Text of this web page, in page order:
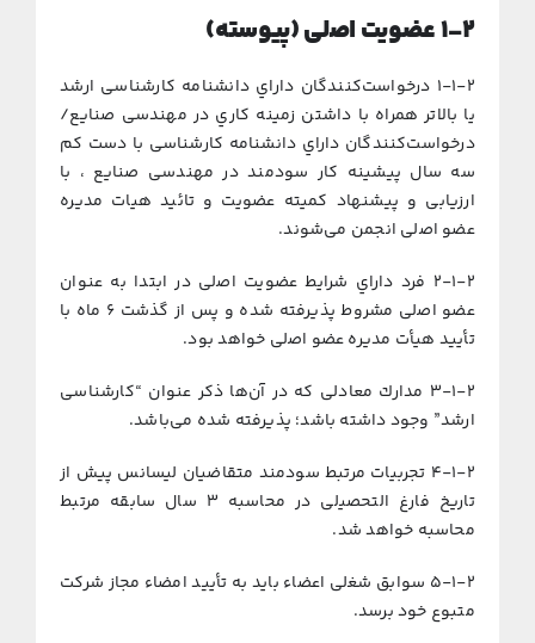
۱-۲ﻋﻀﻮﻳﺖ اﺻلی (ﭘﻴﻮﺳﺘﻪ)
۱-۱-۲ درﺧﻮاﺳﺖ‌ﻛﻨﻨﺪﮔﺎن داراي داﻧﺸﻨﺎﻣﻪ ﻛﺎرﺷﻨﺎسی ارﺷﺪ
ﻳﺎ ﺑﺎﻻﺗﺮ ﻫﻤﺮاه ﺑﺎ داﺷﺘﻦ زﻣﻴﻨﻪ ﻛﺎري در مهندسی صنایع/
درﺧﻮاﺳﺖ‌ﻛﻨﻨﺪﮔﺎن داراي داﻧﺸﻨﺎﻣﻪ ﻛﺎرﺷﻨﺎسی ﺑﺎ دﺳﺖ ﻛﻢ
ﺳﻪ ﺳﺎل ﭘﻴﺸﻴﻨﻪ ﻛﺎر ﺳﻮدﻣﻨﺪ در مهندسی صنایع ، ﺑﺎ
ارزﻳﺎبی و ﭘﻴﺸﻨﻬﺎد ﻛﻤﻴﺘﻪ ﻋﻀﻮﻳﺖ و ﺗﺎﺋﻴﺪ ﻫﻴﺎت ﻣﺪﻳﺮه
ﻋﻀﻮ اﺻلی اﻧﺠﻤﻦ می‌ﺷﻮﻧﺪ.
۲-۱-۲ ﻓﺮد داراي ﺷﺮاﻳﻂ ﻋﻀﻮﻳﺖ اﺻلی در اﺑﺘﺪا ﺑﻪ ﻋﻨﻮان
ﻋﻀﻮ اﺻلی ﻣﺸﺮوط ﭘﺬﻳﺮﻓﺘﻪ ﺷﺪه و ﭘﺲ از ﮔﺬﺷﺖ ۶ ﻣﺎه ﺑﺎ
ﺗﺄﻳﻴﺪ ﻫﻴﺄت ﻣﺪﻳﺮه ﻋﻀﻮ اﺻلی ﺧﻮاﻫﺪ ﺑﻮد.
۳-۱-۲ ﻣﺪارك ﻣﻌﺎدلی ﻛﻪ در آن‌ها ذﻛﺮ ﻋﻨﻮان “ﻛﺎرﺷﻨﺎسی
ارﺷﺪ” وﺟﻮد داﺷﺘﻪ ﺑﺎﺷﺪ؛ ﭘﺬﻳﺮﻓﺘﻪ ﺷﺪه می‌ﺑﺎﺷﺪ.
۴-۱-۲ ﺗﺠﺮﺑﻴﺎت ﻣﺮﺗﺒﻂ ﺳﻮدﻣﻨﺪ ﻣﺘﻘﺎﺿﻴﺎن ﻟﻴﺴﺎﻧﺲ ﭘﻴﺶ از
ﺗﺎرﻳﺦ ﻓﺎرغ اﻟﺘﺤﺼﻴلی در ﻣﺤﺎﺳﺒﻪ ۳ ﺳﺎل ﺳﺎﺑﻘﻪ ﻣﺮﺗﺒﻂ
ﻣﺤﺎﺳﺒﻪ ﺧﻮاﻫﺪ ﺷﺪ.
۵-۱-۲ ﺳﻮاﺑﻖ ﺷﻐلی اﻋﻀﺎء ﺑﺎﻳﺪ ﺑﻪ ﺗﺄﻳﻴﺪ اﻣﻀﺎء ﻣﺠﺎز ﺷﺮﻛﺖ
ﻣﺘﺒﻮع ﺧﻮد ﺑﺮﺳﺪ.